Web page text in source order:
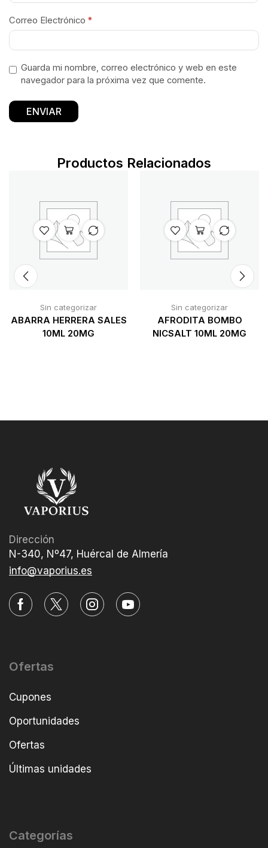
Correo Electrónico *
Guarda mi nombre, correo electrónico y web en este
navegador para la próxima vez que comente.
Productos Relacionados
Sin categorizar
ABARRA HERRERA SALES
10ML 20MG
Sin categorizar
AFRODITA BOMBO
NICSALT 10ML 20MG
Dirección
N-340, Nº47, Huércal de Almería
info@vaporius.es
Ofertas
Cupones
Oportunidades
Ofertas
Últimas unidades
Categorías